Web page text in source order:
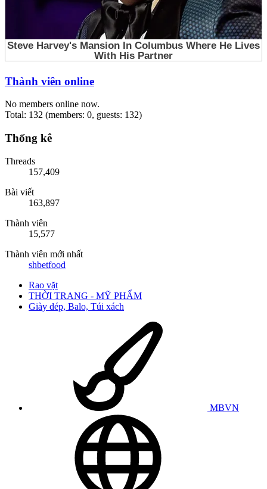
Thành viên online
No members online now.
Total: 132 (members: 0, guests: 132)
Thống kê
Threads
157,409
Bài viết
163,897
Thành viên
15,577
Thành viên mới nhất
shbetfood
Rao vặt
THỜI TRANG - MỸ PHẨM
Giày dép, Balo, Túi xách
MBVN